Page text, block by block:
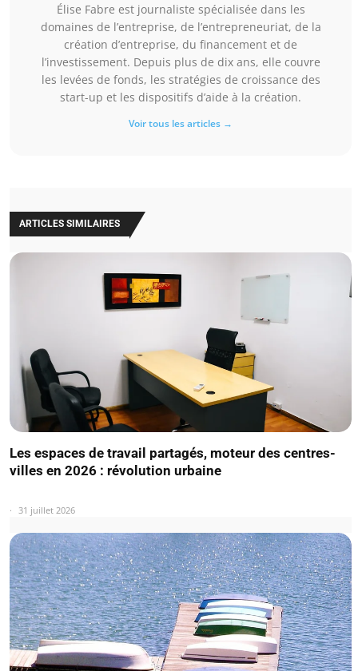
Élise Fabre est journaliste spécialisée dans les
domaines de l’entreprise, de l’entrepreneuriat, de la
création d’entreprise, du financement et de
l’investissement. Depuis plus de dix ans, elle couvre
les levées de fonds, les stratégies de croissance des
start-up et les dispositifs d’aide à la création.
Voir tous les articles →
ARTICLES SIMILAIRES
Les espaces de travail partagés, moteur des centres-
villes en 2026 : révolution urbaine
31 juillet 2026